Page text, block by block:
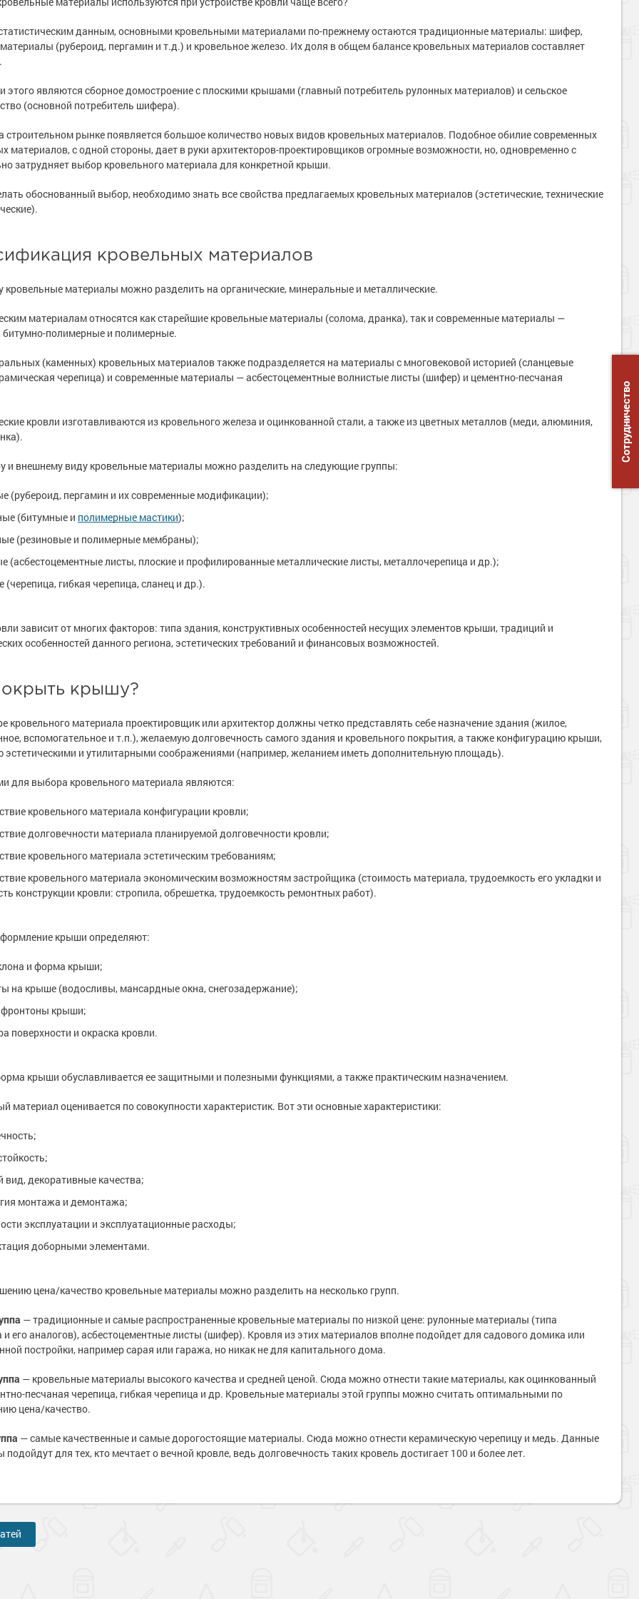
для бетона,
ремонта
товары
металла
ржавчины
для металла
металла
товары
товары
для стен
товары
товары
товары
полы
полов
оборудование
холодного
товары
товары
грунт-эмали
товары
для
для
данным, основными кровельными материалами по-прежнему остаются традиционные материалы: шифер,
(рубероид, пергамин и т.д.) и кровельное железо. Их доля в общем балансе кровельных материалов составляет
этого являются сборное домостроение с плоскими крышами (главный потребитель рулонных материалов) и сельское
(основной потребитель шифера).
строительном рынке появляется большое количество новых видов кровельных материалов. Подобное обилие современных
материалов, с одной стороны, дает в руки архитекторов-проектировщиков огромные возможности, но, одновременно с
затрудняет выбор кровельного материала для конкретной крыши.
обоснованный выбор, необходимо знать все свойства предлагаемых кровельных материалов (эстетические, технические
кровельных материалов
кровельные материалы можно разделить на органические, минеральные и металлические.
материалам относятся как старейшие кровельные материалы (солома, дранка), так и современные материалы —
полимерные и полимерные.
(каменных) кровельных материалов также подразделяется на материалы с многовековой историей (сланцевые
черепица) и современные материалы — асбестоцементные волнистые листы (шифер) и цементно-песчаная
кровли изготавливаются из кровельного железа и оцинкованной стали, а также из цветных металлов (меди, алюминия,
и внешнему виду кровельные материалы можно разделить на следующие группы:
(рубероид, пергамин и их современные модификации);
(битумные и полимерные мастики);
(резиновые и полимерные мембраны);
(асбестоцементные листы, плоские и профилированные металлические листы, металлочерепица и др.);
(черепица, гибкая черепица, сланец и др.).
зависит от многих факторов: типа здания, конструктивных особенностей несущих элементов крыши, традиций и
особенностей данного региона, эстетических требований и финансовых возможностей.
крышу?
кровельного материала проектировщик или архитектор должны четко представлять себе назначение здания (жилое,
вспомогательное и т.п.), желаемую долговечность самого здания и кровельного покрытия, а также конфигурацию крыши,
эстетическими и утилитарными соображениями (например, желанием иметь дополнительную площадь).
для выбора кровельного материала являются:
кровельного материала конфигурации кровли;
долговечности материала планируемой долговечности кровли;
кровельного материала эстетическим требованиям;
кровельного материала экономическим возможностям застройщика (стоимость материала, трудоемкость его укладки и
конструкции кровли: стропила, обрешетка, трудоемкость ремонтных работ).
крыши определяют:
и форма крыши;
на крыше (водосливы, мансардные окна, снегозадержание);
фронтоны крыши;
поверхности и окраска кровли.
крыши обуславливается ее защитными и полезными функциями, а также практическим назначением.
материал оценивается по совокупности характеристик. Вот эти основные характеристики:
вид, декоративные качества;
монтажа и демонтажа;
эксплуатации и эксплуатационные расходы;
доборными элементами.
цена/качество кровельные материалы можно разделить на несколько групп.
— традиционные и самые распространенные кровельные материалы по низкой цене: рулонные материалы (типа
и его аналогов), асбестоцементные листы (шифер). Кровля из этих материалов вполне подойдет для садового домика или
постройки, например сарая или гаража, но никак не для капитального дома.
— кровельные материалы высокого качества и средней ценой. Сюда можно отнести такие материалы, как оцинкованный
песчаная черепица, гибкая черепица и др. Кровельные материалы этой группы можно считать оптимальными по
цена/качество.
— самые качественные и самые дорогостоящие материалы. Сюда можно отнести керамическую черепицу и медь. Данные
подойдут для тех, кто мечтает о вечной кровле, ведь долговечность таких кровель достигает 100 и более лет.
для бетона,
ремонта
товары
металла
ржавчины
для металла
металла
товары
товары
для стен
товары
товары
товары
полы
полов
оборудование
холодного
товары
товары
грунт-эмали
товары
для
для
Сотрудничество